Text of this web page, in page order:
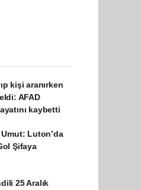
kişi aranırken
AFAD
kaybetti
Luton’da
Şifaya
25 Aralık